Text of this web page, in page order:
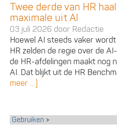
Twee derde van HR
maximale uit AI
03 juli 2026 door Redactie
Hoewel AI steeds vaker
HR zelden de regie over de
de HR-afdelingen maakt nog
AI. Dat blijkt uit de HR
meer …]
Gebruiken